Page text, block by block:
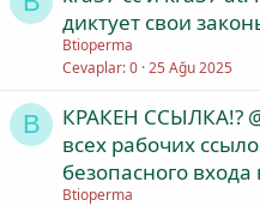
диктует свои
Btioperma
Cevaplar 0 25 Ağu 2025
B
КРАКЕН ССЫЛКА!?
всех рабочих
безопасного
Btioperma